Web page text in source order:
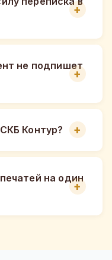
не подпишет
Контур?
на один